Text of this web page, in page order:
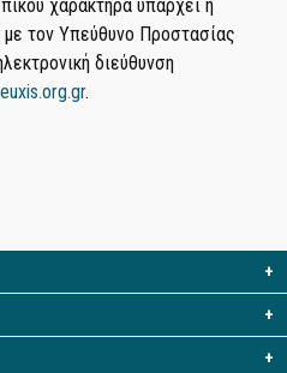
χαρακτήρα υπάρχει η
με τον Υπεύθυνο Προστασίας
διεύθυνση
.
+
+
+